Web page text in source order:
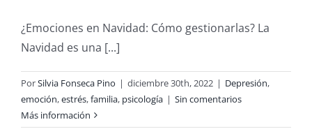
¿Emociones en Navidad: Cómo gestionarlas? La
Navidad es una [...]
PorSilvia Fonseca Pino | diciembre 30th, 2022 | Depresión,
emoción,estrés,familia, psicología | Sin comentarios
Más información